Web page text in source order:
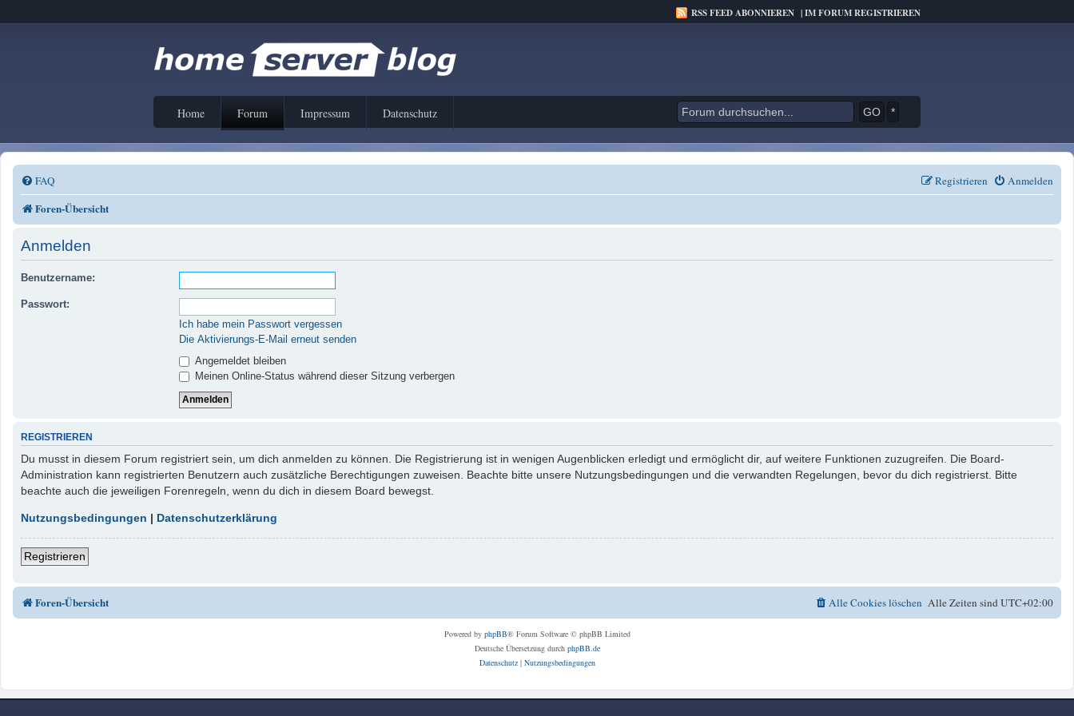
RSS FEED ABONNIEREN |IM FORUM REGISTRIEREN
Home Forum Impressum Datenschutz *
FAQ Anmelden
Registrieren
Foren-Übersicht
Anmelden
Benutzername:
Passwort:
Ich habe mein Passwort vergessen
Die Aktivierungs-E-Mail erneut senden
Angemeldet bleiben
Meinen Online-Status während dieser Sitzung verbergen
REGISTRIEREN
Du musst in diesem Forum registriert sein, um dich anmelden zu können. Die Registrierung ist in wenigen Augenblicken erledigt und ermöglicht dir, auf weitere Funktionen zuzugreifen. Die Board-
Administration kann registrierten Benutzern auch zusätzliche Berechtigungen zuweisen. Beachte bitte unsere Nutzungsbedingungen und die verwandten Regelungen, bevor du dich registrierst. Bitte
beachte auch die jeweiligen Forenregeln, wenn du dich in diesem Board bewegst.
Nutzungsbedingungen | Datenschutzerklärung
Registrieren
Foren-Übersicht Alle Zeiten sindUTC+02:00
Alle Cookies löschen
Powered by phpBB® Forum Software © phpBB Limited
Deutsche Übersetzung durch phpBB.de
Datenschutz| Nutzungsbedingungen